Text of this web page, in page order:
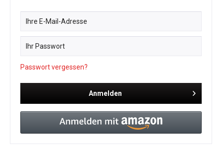
Passwort vergessen?
Anmelden